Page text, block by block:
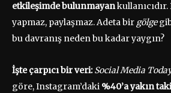
etkileşimde bulunmayan
yapmaz, paylaşmaz. Adeta bir gölge
bu davranış neden bu kadar yaygın?
İşte çarpıcı bir veri: Social Media
göre, Instagram’daki %40’a yakın